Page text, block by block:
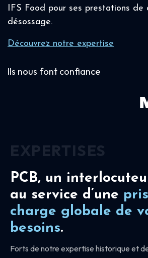
IFS Food pour ses prestations de
désossage.
Découvrez notre expertise
Ils nous font confiance
PCB, un
au service d’une
charge globale de
besoins.
Forts de notre expertise historique et
EXPERTISES